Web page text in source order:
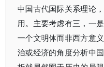
中国古代国际关系理论
用。主要考虑有三，一
一个文明体而非西方意
治或经济的角度分析中